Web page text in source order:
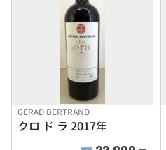
GERAD BERTRAND
クロ ド ラ 2017年